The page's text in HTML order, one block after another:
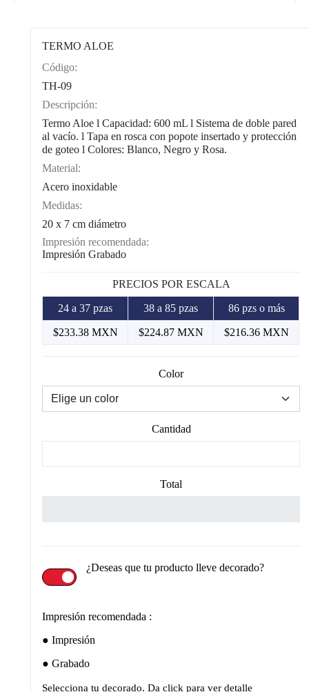
TERMO ALOE
Código:
TH-09
Descripción:
Termo Aloe l Capacidad: 600 mL l Sistema de doble pared
al vacío. l Tapa en rosca con popote insertado y protección
de goteo l Colores: Blanco, Negro y Rosa.
Material:
Acero inoxidable
Medidas:
20 x 7 cm diámetro
Impresión recomendada:
Impresión Grabado
PRECIOS POR ESCALA
24 a 37 pzas 38 a 85 pzas 86 pzs o más
$233.38 MXN $224.87 MXN $216.36 MXN
Color
Cantidad
Total
¿Deseas que tu producto lleve decorado?
Impresión recomendada :
Impresión
Grabado
Selecciona tu decorado. Da click para ver detalle